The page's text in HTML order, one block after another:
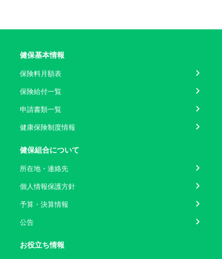
健保基本情報
保険料月額表
保険給付一覧
申請書類一覧
健康保険制度情報
健保組合について
所在地・連絡先
個人情報保護方針
予算・決算情報
公告
お役立ち情報